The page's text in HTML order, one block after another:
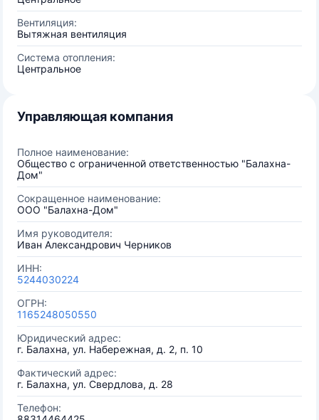
Вентиляция:
Вытяжная вентиляция
Система отопления:
Центральное
Управляющая компания
Полное наименование:
Общество с ограниченной ответственностью "Балахна-
Дом"
Сокращенное наименование:
ООО "Балахна-Дом"
Имя руководителя:
Иван Александрович Черников
ИНН:
5244030224
ОГРН:
1165248050550
Юридический адрес:
г. Балахна, ул. Набережная, д. 2, п. 10
Фактический адрес:
г. Балахна, ул. Свердлова, д. 28
Телефон: